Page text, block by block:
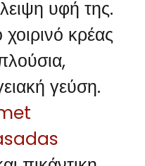
υφή της.
κρέας
γεύση.